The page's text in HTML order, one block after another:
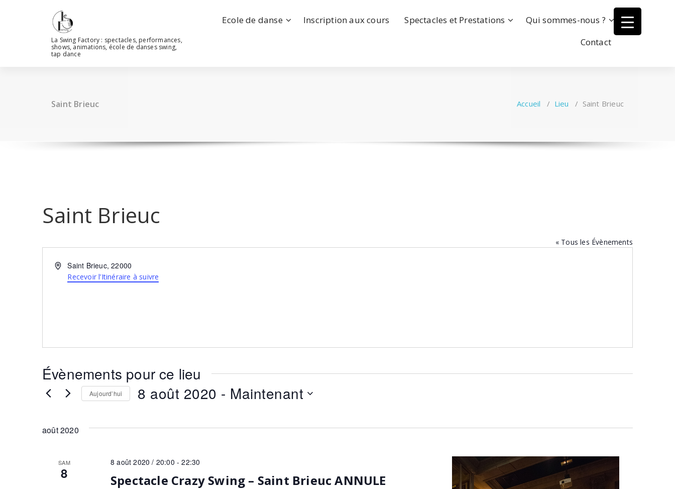
La Swing Factory : spectacles, performances,
shows, animations, école de danses swing,
tap dance
Ecole de danse Inscription aux cours Spectacles et Prestations
Qui sommes-nous ?
Contact
Saint Brieuc Accueil / Lieu / Saint Brieuc
Saint Brieuc
« Tous les Évènements
AdresseSaint Brieuc, 22000
Recevoir l’Itinéraire à suivre
Évènements pour ce lieu
Aujourd’hui 8 août 2020 - Maintenant
date.
août 2020
SAM
8
Spectacle Crazy Swing – Saint Brieuc ANNULE
8 août 2020 / 20:00 -22:30